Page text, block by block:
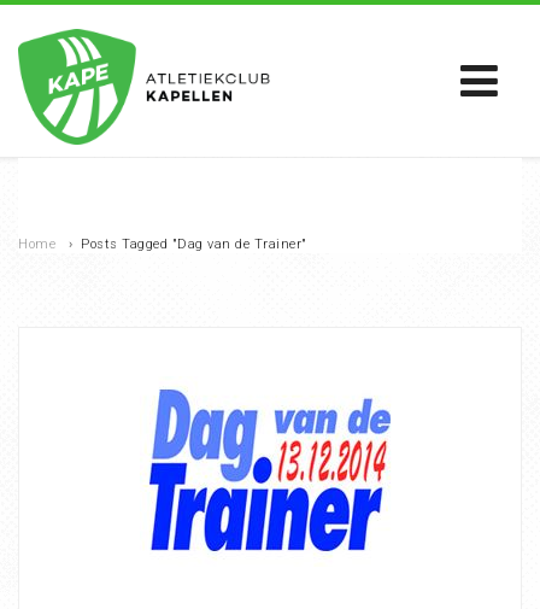
Home › Posts Tagged "Dag van de Trainer"